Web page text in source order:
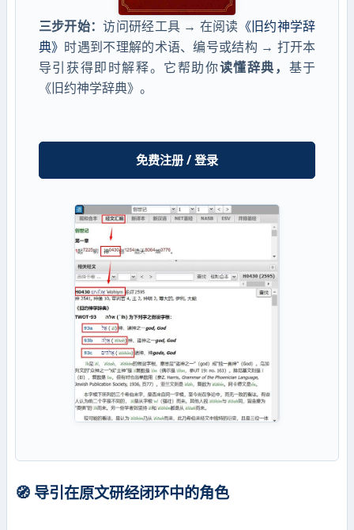
三步开始：访问研经工具 → 在阅读 《旧约神学辞
典》 时遇到不理解的术语、编号或结构 → 打开本
导引获得即时解释。它帮助你读懂辞典， 基于
《旧约神学辞典》。
免费注册 / 登录
🧭 导引在原文研经闭环中的角色